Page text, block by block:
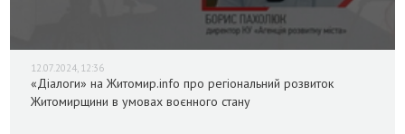
12.07.2024, 12:36
«Діалоги» на Житомир.info про регіональний розвиток
Житомирщини в умовах воєнного стану